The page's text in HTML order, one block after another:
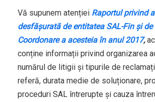
Vă supunem atenției Raportul privind
desfășurată de entitatea SAL-Fin și de
Coordonare a acesteia în anul 2017,
conține informații privind organizarea
numărul de litigii și tipurile de
referă, durata medie de soluționare,
proceduri SAL întrerupte și cauza